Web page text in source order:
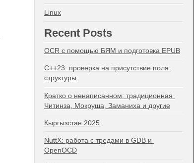
Linux
Recent Posts
OCR с помощью БЯМ и подготовка EPUB
C++23: проверка на присутствие поля
структуры
Кратко о ненаписанном: традиционная
Читинза, Мокруша, Заманиха и другие
Кыргызстан 2025
NuttX: работа с тредами в GDB и
OpenOCD